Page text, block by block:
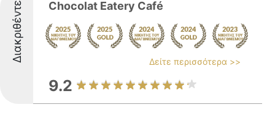
Διακριθέντες Chocolat Eatery Café
Δείτε περισσότερα >>
9.2